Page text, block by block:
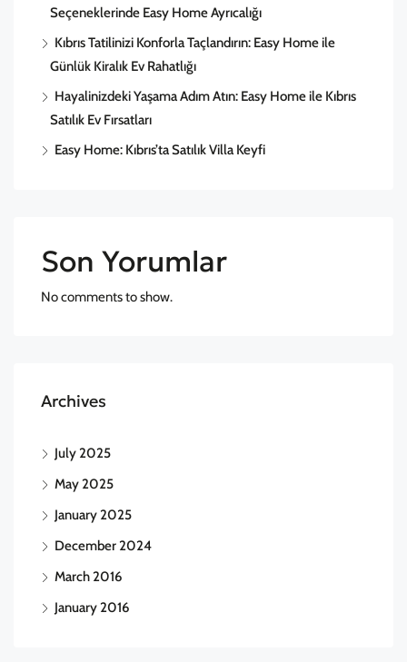
Seçeneklerinde Easy Home Ayrıcalığı
Kıbrıs Tatilinizi Konforla Taçlandırın: Easy Home ile
Günlük Kiralık Ev Rahatlığı
Hayalinizdeki Yaşama Adım Atın: Easy Home ile Kıbrıs
Satılık Ev Fırsatları
Easy Home: Kıbrıs’ta Satılık Villa Keyfi
Son Yorumlar
No comments to show.
Archives
July 2025
May 2025
January 2025
December 2024
March 2016
January 2016